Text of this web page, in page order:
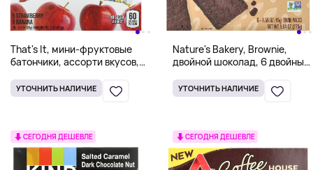
That's It, мини-фруктовые
батончики, ассорти вкусов,
батончиков по 20 г (0,7
унции)
УТОЧНИТЬ НАЛИЧИЕ
Nature's Bakery, Brownie,
двойной шоколад, 6 двойных
унции)
УТОЧНИТЬ НАЛИЧИЕ
СЕГОДНЯ ДЕШЕВЛЕ СЕГОДНЯ ДЕШЕВЛЕ